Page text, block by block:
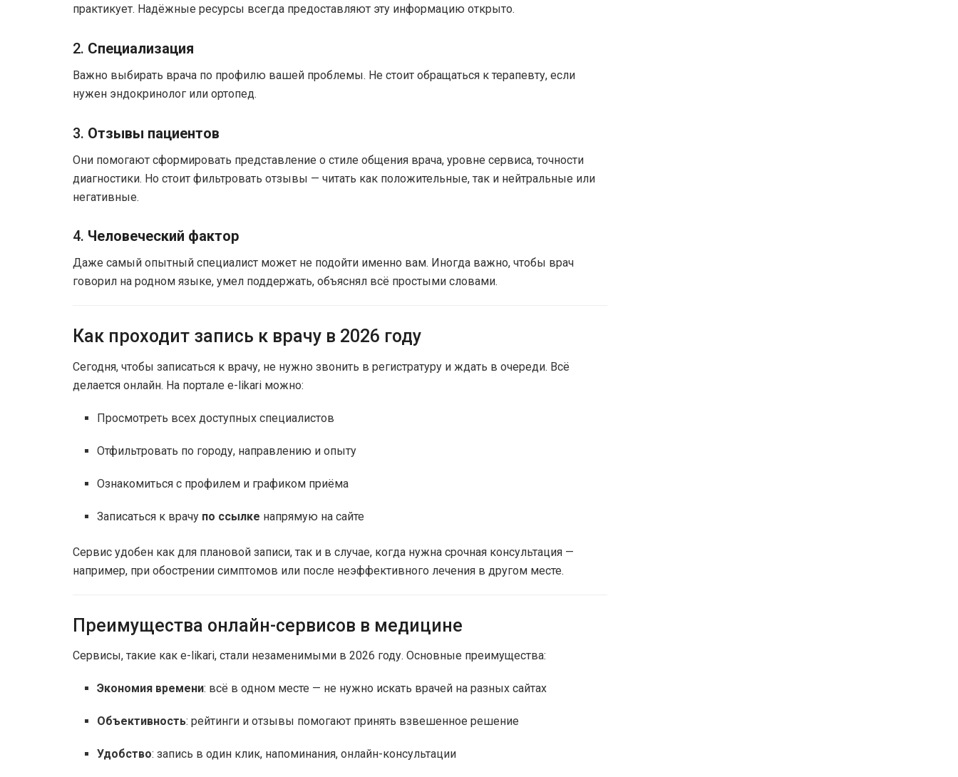
практикует. Надёжные ресурсы всегда предоставляют эту информацию открыто.
2. Специализация
Важно выбирать врача по профилю вашей проблемы. Не стоит обращаться к терапевту, если
нужен эндокринолог или ортопед.
3. Отзывы пациентов
Они помогают сформировать представление о стиле общения врача, уровне сервиса, точности
диагностики. Но стоит фильтровать отзывы — читать как положительные, так и нейтральные или
негативные.
4. Человеческий фактор
Даже самый опытный специалист может не подойти именно вам. Иногда важно, чтобы врач
говорил на родном языке, умел поддержать, объяснял всё простыми словами.
Как проходит запись к врачу в 2026 году
Сегодня, чтобы записаться к врачу, не нужно звонить в регистратуру и ждать в очереди. Всё
делается онлайн. На портале e-likari можно:
Просмотреть всех доступных специалистов
Отфильтровать по городу, направлению и опыту
Ознакомиться с профилем и графиком приёма
Записаться к врачу по ссылке напрямую на сайте
Сервис удобен как для плановой записи, так и в случае, когда нужна срочная консультация —
например, при обострении симптомов или после неэффективного лечения в другом месте.
Преимущества онлайн-сервисов в медицине
Сервисы, такие как e-likari, стали незаменимыми в 2026 году. Основные преимущества:
Экономия времени: всё в одном месте — не нужно искать врачей на разных сайтах
Объективность: рейтинги и отзывы помогают принять взвешенное решение
Удобство: запись в один клик, напоминания, онлайн-консультации